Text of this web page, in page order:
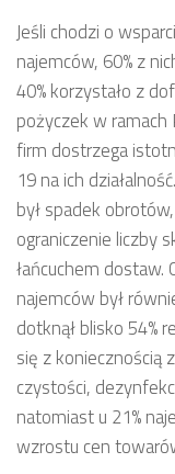
Jeśli chodzi o
najemców, 60% z
40% korzystało z
pożyczek w
firm dostrzega
19 na ich
był spadek
ograniczenie liczby
łańcuchem
najemców był
dotknął blisko 54%
się z koniecznością
czystości,
natomiast u 21%
wzrostu cen